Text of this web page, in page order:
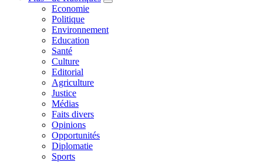
Economie
Politique
Environnement
Education
Santé
Culture
Editorial
Agriculture
Justice
Médias
Faits divers
Opinions
Opportunités
Diplomatie
Sports